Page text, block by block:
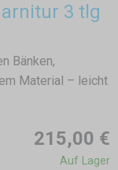
3 tlg
Bänken,
Material – leicht
215,00 €
Auf Lager